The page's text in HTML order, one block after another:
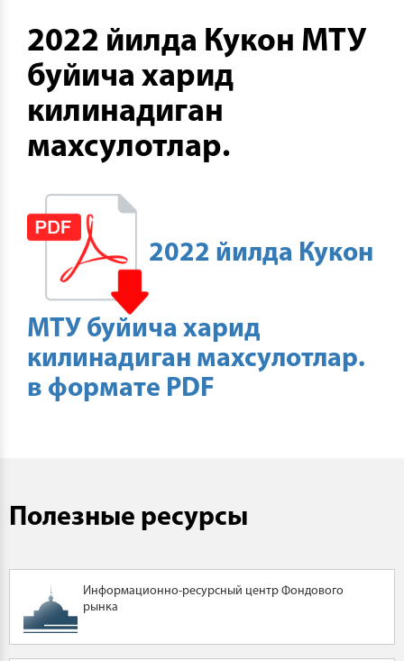
2022 йилда Кукон МТУ
буйича харид
килинадиган
махсулотлар.
2022 йилда Кукон
МТУ буйича харид
килинадиган махсулотлар.
в формате PDF
Полезные ресурсы
Информационно-ресурсный центр Фондового
рынка